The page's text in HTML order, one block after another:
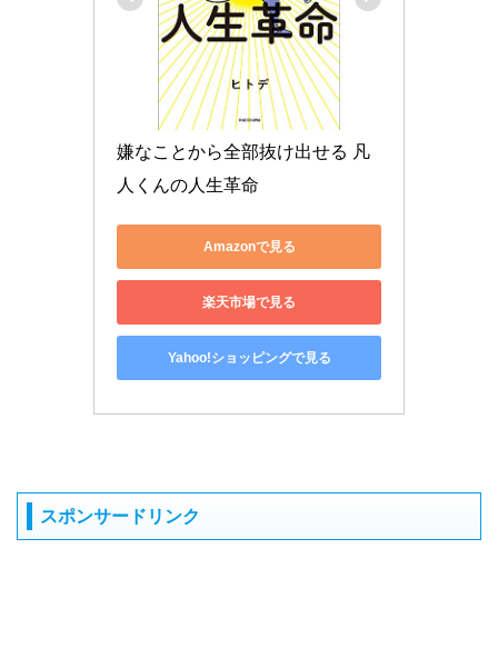
嫌なことから全部抜け出せる 凡
人くんの人生革命
Amazonで見る
楽天市場で見る
Yahoo!ショッピングで見る
スポンサードリンク